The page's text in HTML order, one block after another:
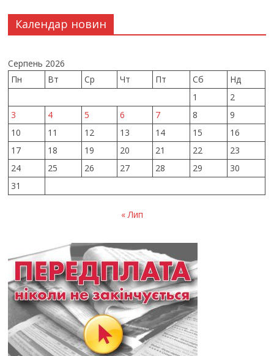
Календар новин
Серпень 2026
Пн
Вт Ср Чт Пт Сб
Нд
1
2
3
4 5 6 7 8
9
10
11 12 13 14 15
16
17
18 19 20 21 22
23
24
25 26 27 28 29
30
31
« Лип